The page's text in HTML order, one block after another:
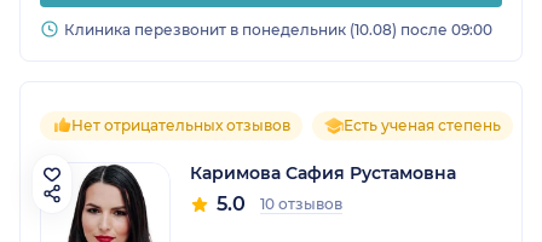
Клиника перезвонит в понедельник (10.08) после 09:00
Нет отрицательных отзывов Есть ученая степень
Каримова Сафия Рустамовна
5.0 10 отзывов